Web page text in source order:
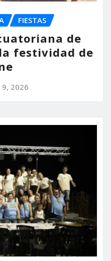
FIESTAS
de
festividad de
9, 2026